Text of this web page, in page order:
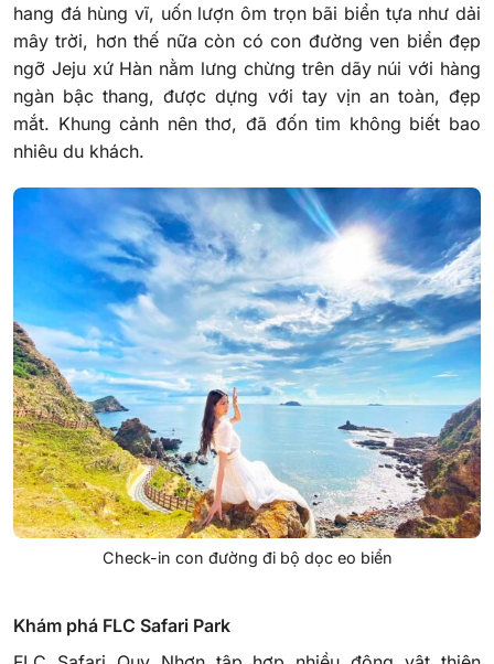
hang đá hùng vĩ, uốn lượn ôm trọn bãi biển tựa như dải
mây trời, hơn thế nữa còn có con đường ven biển đẹp
ngỡ Jeju xứ Hàn nằm lưng chừng trên dãy núi với hàng
ngàn bậc thang, được dựng với tay vịn an toàn, đẹp
mắt. Khung cảnh nên thơ, đã đốn tim không biết bao
nhiêu du khách.
Check-in con đường đi bộ dọc eo biển
Khám phá FLC Safari Park